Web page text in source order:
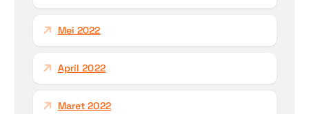
Mei 2022
April 2022
Maret 2022